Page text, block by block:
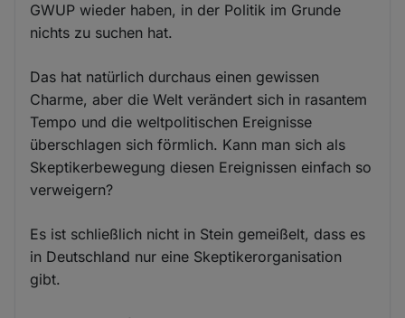
GWUP wieder haben, in der Politik im Grunde
nichts zu suchen hat.
Das hat natürlich durchaus einen gewissen
Charme, aber die Welt verändert sich in rasantem
Tempo und die weltpolitischen Ereignisse
überschlagen sich förmlich. Kann man sich als
Skeptikerbewegung diesen Ereignissen einfach so
verweigern?
Es ist schließlich nicht in Stein gemeißelt, dass es
in Deutschland nur eine Skeptikerorganisation
gibt.